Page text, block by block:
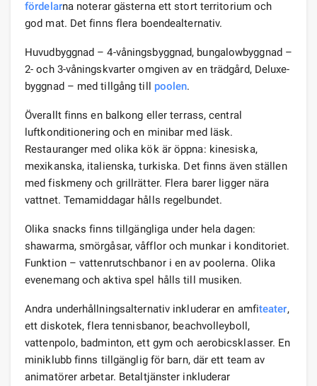
fördelarna noterar gästerna ett stort territorium och
god mat. Det finns flera boendealternativ.
Huvudbyggnad – 4-våningsbyggnad, bungalowbyggnad –
2- och 3-våningskvarter omgiven av en trädgård, Deluxe-
byggnad – med tillgång till poolen.
Överallt finns en balkong eller terrass, central
luftkonditionering och en minibar med läsk.
Restauranger med olika kök är öppna: kinesiska,
mexikanska, italienska, turkiska. Det finns även ställen
med fiskmeny och grillrätter. Flera barer ligger nära
vattnet. Temamiddagar hålls regelbundet.
Olika snacks finns tillgängliga under hela dagen:
shawarma, smörgåsar, våfflor och munkar i konditoriet.
Funktion – vattenrutschbanor i en av poolerna. Olika
evenemang och aktiva spel hålls till musiken.
Andra underhållningsalternativ inkluderar en amfiteater,
ett diskotek, flera tennisbanor, beachvolleyboll,
vattenpolo, badminton, ett gym och aerobicsklasser. En
miniklubb finns tillgänglig för barn, där ett team av
animatörer arbetar. Betaltjänster inkluderar